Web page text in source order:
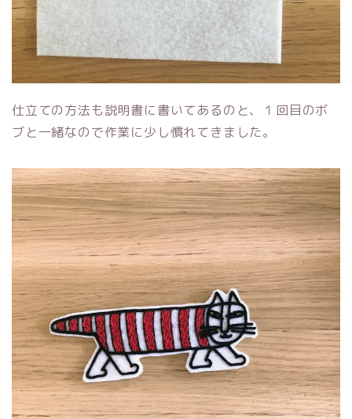
仕立ての方法も説明書に書いてあるのと、１回目のボ
ブと一緒なので作業に少し慣れてきました。